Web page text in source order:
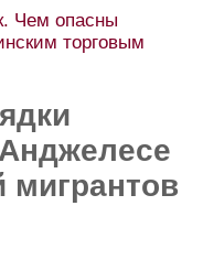
О парадоксе в
и Киева
мигрантов